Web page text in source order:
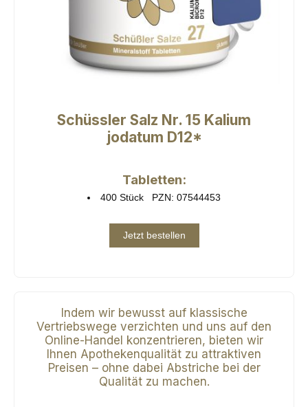
Schüssler Salz Nr. 15 Kalium
jodatum D12*
Tabletten:
400 Stück PZN: 07544453
Jetzt bestellen
Indem wir bewusst auf klassische
Vertriebswege verzichten und uns auf den
Online-Handel konzentrieren, bieten wir
Ihnen Apothekenqualität zu attraktiven
Preisen – ohne dabei Abstriche bei der
Qualität zu machen.